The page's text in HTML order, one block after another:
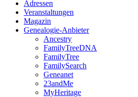
Adressen
Veranstaltungen
Magazin
Genealogie-Anbieter
Ancestry
FamilyTreeDNA
FamilyTree
FamilySearch
Geneanet
23andMe
MyHeritage